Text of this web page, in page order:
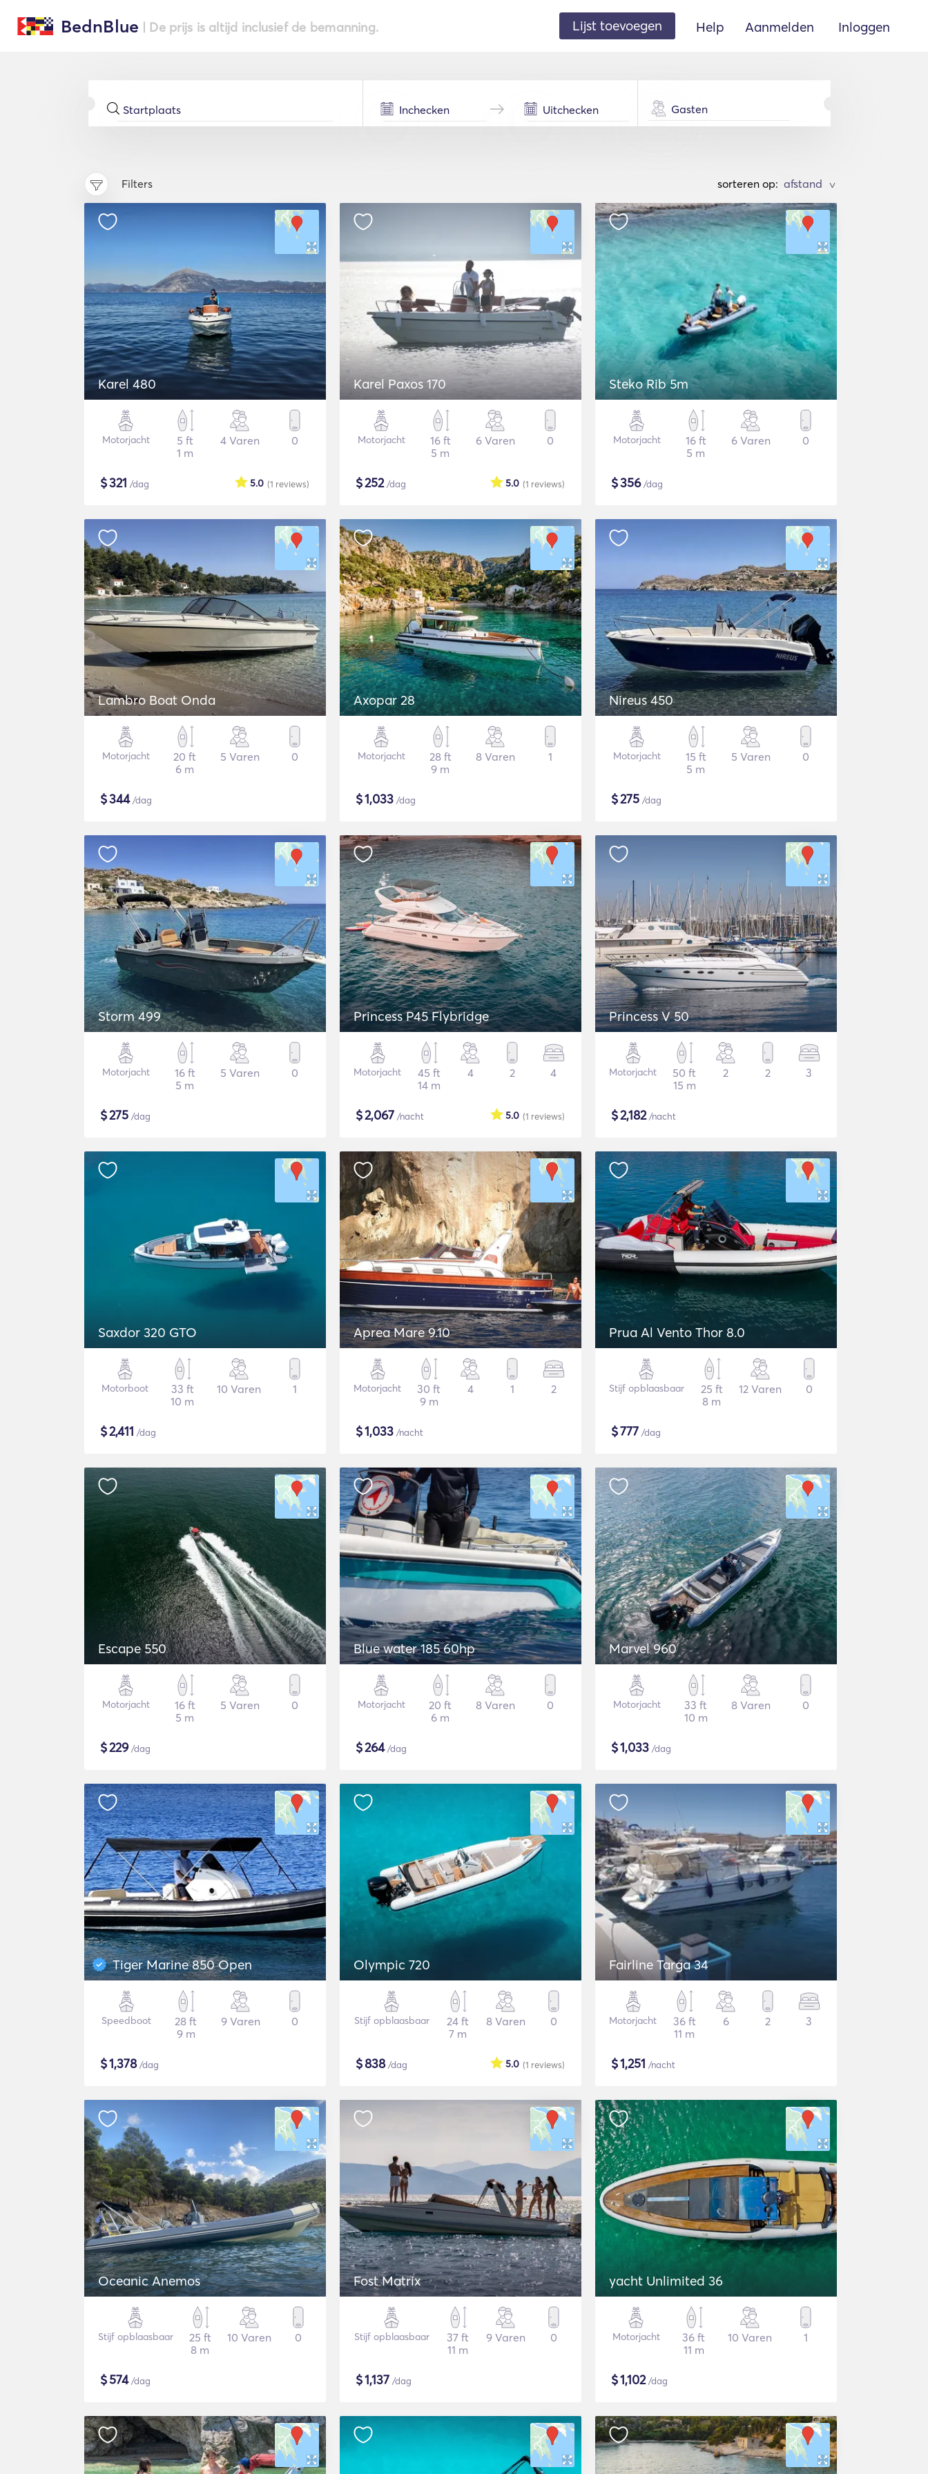
BednBlue | De prijs is altijd inclusief de bemanning. Lijst toevoegen Help Aanmelden Inloggen
Gasten
Filters sorteren op: >
Karel 480
Motorjacht
5 ft
1 m
4 Varen 0
$321 /dag (1 reviews)
5.0
Karel Paxos 170
Motorjacht
16 ft
5 m
6 Varen 0
$252/dag (1 reviews)
5.0
Steko Rib 5m
Motorjacht
16 ft
5 m
6 Varen 0
$356/dag
Lambro Boat Onda
Motorjacht
20 ft
6 m
5 Varen 0
$344/dag
Axopar 28
Motorjacht
28 ft
9 m
8 Varen 1
$1,033 /dag
Nireus 450
Motorjacht
15 ft
5 m
5 Varen 0
$275 /dag
Storm 499
Motorjacht
16 ft
5 m
5 Varen 0
$275 /dag
Princess P45 Flybridge
Motorjacht
45 ft
14 m
4 2 4
$2,067 /nacht (1 reviews)
5.0
Princess V 50
Motorjacht
50 ft
15 m
2 2 3
$2,182/nacht
Saxdor 320 GTO
Motorboot
33 ft
10 m
10 Varen 1
$2,411 /dag
Aprea Mare 9.10
Motorjacht
30 ft
9 m
4 1 2
$1,033 /nacht
Prua Al Vento Thor 8.0
Stijf opblaasbaar
25 ft
8 m
12 Varen 0
$777 /dag
Escape 550
Motorjacht
16 ft
5 m
5 Varen 0
$229/dag
Blue water 185 60hp
Motorjacht
20 ft
6 m
8 Varen 0
$264/dag
Marvel 960
Motorjacht
33 ft
10 m
8 Varen 0
$1,033 /dag
Tiger Marine 850 Open
Speedboot
28 ft
9 m
9 Varen 0
$1,378/dag
Olympic 720
Stijf opblaasbaar
24 ft
7 m
8 Varen 0
$838/dag (1 reviews)
5.0
Fairline Targa 34
Motorjacht
36 ft
11 m
6 2 3
$1,251 /nacht
Oceanic Anemos
Stijf opblaasbaar
25 ft
8 m
10 Varen 0
$574/dag
Fost Matrix
Stijf opblaasbaar
37 ft
11 m
9 Varen 0
$1,137 /dag
yacht Unlimited 36
Motorjacht
36 ft
11 m
10 Varen 1
$1,102/dag